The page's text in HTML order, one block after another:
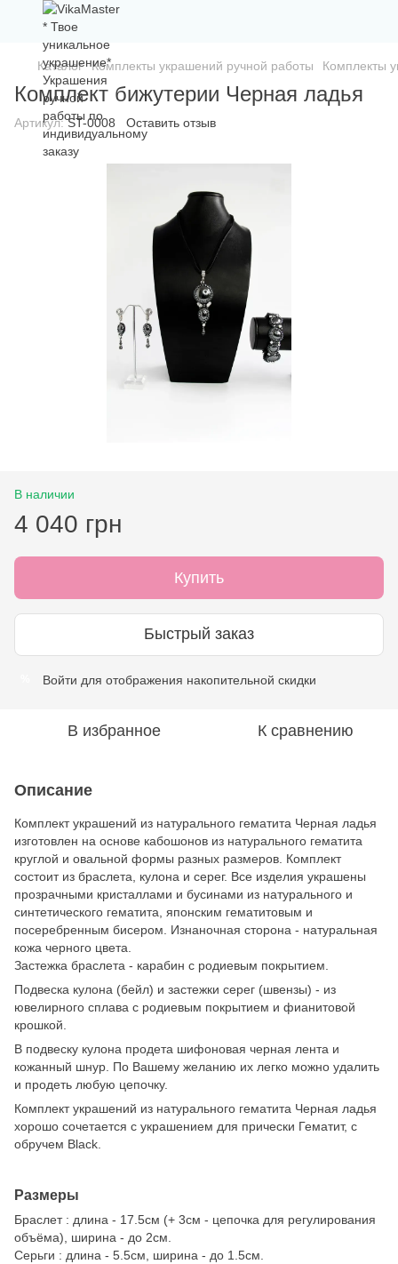
Каталог Комплекты украшений ручной работы Комплекты
Комплект бижутерии Черная ладья
Артикул:ST-0008 Оставить отзыв
В наличии
4 040 грн
Купить
Быстрый заказ
Войти для отображения накопительной скидки
В избранное К сравнению
Описание
Комплект украшений из натурального гематита Черная ладья
изготовлен на основе кабошонов из натурального гематита
круглой и овальной формы разных размеров. Комплект
состоит из браслета, кулона и серег. Все изделия украшены
прозрачными кристаллами и бусинами из натурального и
синтетического гематита, японским гематитовым и
посеребренным бисером. Изнаночная сторона - натуральная
кожа черного цвета.
Застежка браслета - карабин с родиевым покрытием.
Подвеска кулона (бейл) и застежки серег (швензы) - из
ювелирного сплава с родиевым покрытием и фианитовой
крошкой.
В подвеску кулона продета шифоновая черная лента и
кожанный шнур. По Вашему желанию их легко можно удалить
и продеть любую цепочку.
Комплект украшений из натурального гематита Черная ладья
хорошо сочетается с украшением для прически Гематит, с
обручем Black.
Размеры
Браслет : длина - 17.5см (+ 3см - цепочка для регулирования
объёма), ширина - до 2см.
Серьги : длина - 5.5см, ширина - до 1.5см.